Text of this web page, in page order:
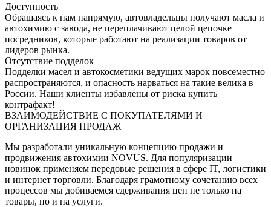
Доступность
Обращаясь к нам напрямую, автовладельцы получают масла и
автохимию с завода, не переплачивают целой цепочке
посредников, которые работают на реализации товаров от
лидеров рынка.
Отсутствие подделок
Подделки масел и автокосметики ведущих марок повсеместно
распространяются, и опасность нарваться на такие велика в
России. Наши клиенты избавлены от риска купить
контрафакт!
ВЗАИМОДЕЙСТВИЕ С ПОКУПАТЕЛЯМИ И
ОРГАНИЗАЦИЯ ПРОДАЖ
Мы разработали уникальную концепцию продажи и
продвижения автохимии NOVUS. Для популяризации
новинок применяем передовые решения в сфере IT, логистики
и интернет торговли. Благодаря грамотному сочетанию всех
процессов мы добиваемся сдерживания цен не только на
товары, но и на услуги.